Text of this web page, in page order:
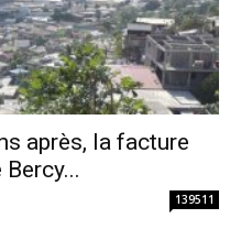
après, la facture
139511